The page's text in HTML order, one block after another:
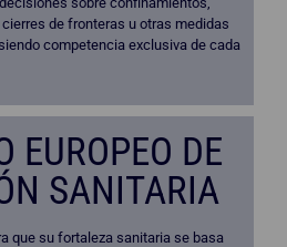
de fronteras u otras medidas
competencia exclusiva de cada
EUROPEO DE
SANITARIA
que su fortaleza sanitaria se basa